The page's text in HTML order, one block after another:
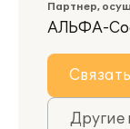
Партнер,
АЛЬФА-
Другие